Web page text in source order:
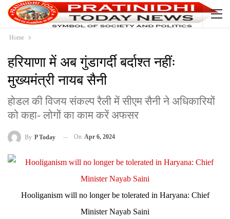
Home
हरियाणा में अब गुंडागर्दी बर्दाश्त नहींः
मुख्यमंत्री नायब सैनी
होडल की विजय संकल्प रैली में सीएम सैनी ने अधिकारियों
को कहा- लोगों का काम करें अफसर
By P Today On Apr 6, 2024
Hooliganism will no longer be tolerated in Haryana: Chief
Minister Nayab Saini